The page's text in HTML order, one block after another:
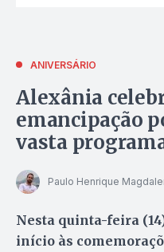
ANIVERSÁRIO
Alexânia
emancipação
vasta
Paulo Henrique
Nesta quinta-feira
início às